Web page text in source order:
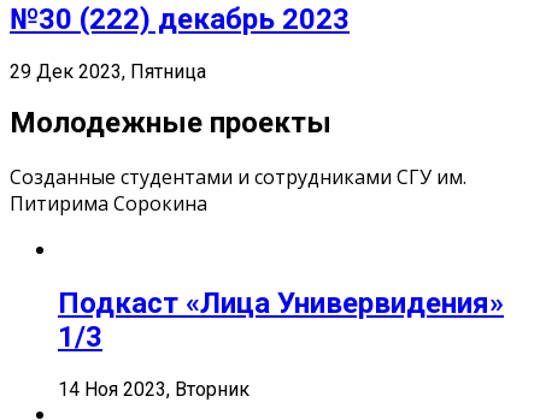
№30 (222) декабрь 2023
29 Дек 2023, Пятница
Молодежные проекты
Созданные студентами и сотрудниками СГУ им.
Питирима Сорокина
Подкаст «Лица Универвидения»
1/3
14 Ноя 2023, Вторник